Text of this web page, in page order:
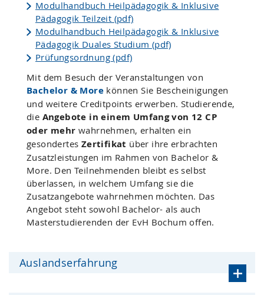
Modulhandbuch Heilpädagogik & Inklusive
Pädagogik Teilzeit (pdf)
Modulhandbuch Heilpädagogik & Inklusive
Pädagogik Duales Studium (pdf)
Prüfungsordnung (pdf)
Mit dem Besuch der Veranstaltungen von
Bachelor & Morekönnen Sie Bescheinigungen
und weitere Creditpoints erwerben. Studierende,
die Angebote in einem Umfang von 12 CP
oder mehr wahrnehmen, erhalten ein
gesondertes Zertifikat über ihre erbrachten
Zusatzleistungen im Rahmen von Bachelor &
More. Den Teilnehmenden bleibt es selbst
überlassen, in welchem Umfang sie die
Zusatzangebote wahrnehmen möchten. Das
Angebot steht sowohl Bachelor- als auch
Masterstudierenden der EvH Bochum offen.
Auslandserfahrung